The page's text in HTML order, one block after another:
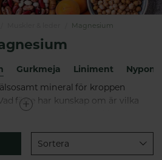
Magnesium
Gurkmeja Liniment
Nypon
mineral för kroppen
färre har kunskap om är vilka
verkligen har i kroppen,
Sortera